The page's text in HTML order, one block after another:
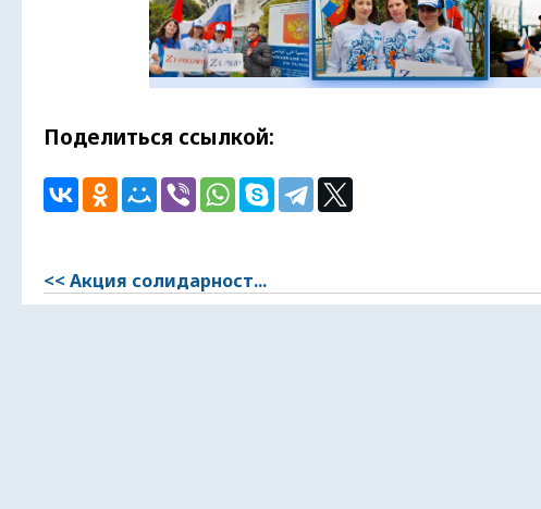
Поделиться ссылкой:
<< Aкция солидарност...